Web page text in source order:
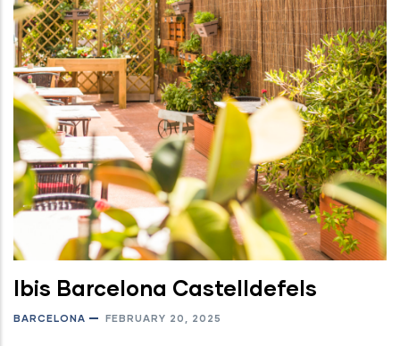
Ibis Barcelona Castelldefels
BARCELONA FEBRUARY 20, 2025